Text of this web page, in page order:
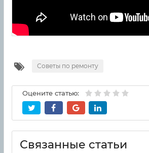
Советы по ремонту
Оцените статью:
Связанные статьи